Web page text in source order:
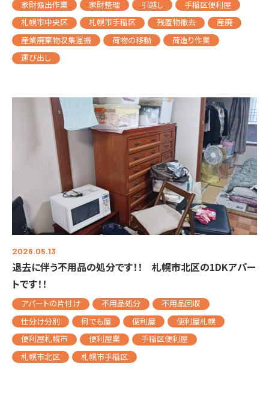
家財搬出作業
家財整理 引越し
手稲区便利屋
札幌市中央区
札幌市手稲区 残置物撤去
産廃
産業廃棄物収集運搬
荷物の移動
荷造り作業
運び出し
2026.05.13
退去に伴う不用品の処分です！！ 札幌市北区の1DKアパー
トです！！
アパートの片付け 不用品処分
不用品回収
仕分け分別
何でも屋 便利屋
便利屋札幌
便利屋札幌市
便利屋業
手稲区便利屋
札幌市北区
札幌市手稲区